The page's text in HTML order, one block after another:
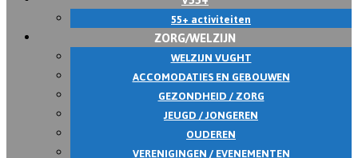
55+ activiteiten
ZORG/WELZIJN
WELZIJN VUGHT
ACCOMODATIES EN GEBOUWEN
GEZONDHEID / ZORG
JEUGD / JONGEREN
OUDEREN
VERENIGINGEN / EVENEMENTEN